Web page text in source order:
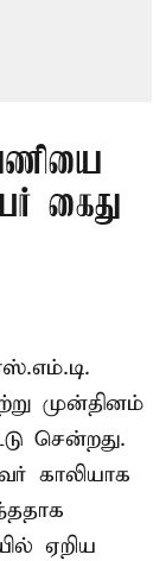
கைது
முன்தினம்
சென்றது.
காலியாக
ஏறிய